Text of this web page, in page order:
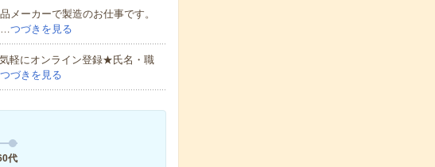
ーカーで製造のお仕事です。
…つづきを見る
軽にオンライン登録★氏名・職
つづきを見る
代